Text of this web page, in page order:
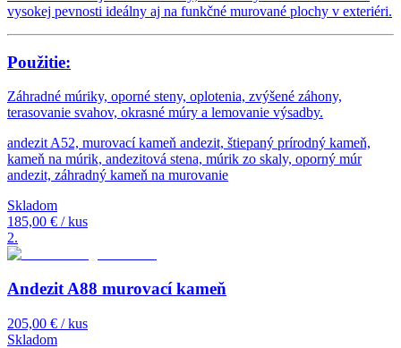
vysokej pevnosti ideálny aj na funkčné murované plochy v exteriéri.
Použitie:
Záhradné múriky, oporné steny, oplotenia, zvýšené záhony,
terasovanie svahov, okrasné múry a lemovanie výsadby.
andezit A52, murovací kameň andezit, štiepaný prírodný kameň,
kameň na múrik, andezitová stena, múrik zo skaly, oporný múr
andezit, záhradný kameň na murovanie
Skladom
185,00 € / kus
2.
Andezit A88 murovací kameň
205,00 € / kus
Skladom